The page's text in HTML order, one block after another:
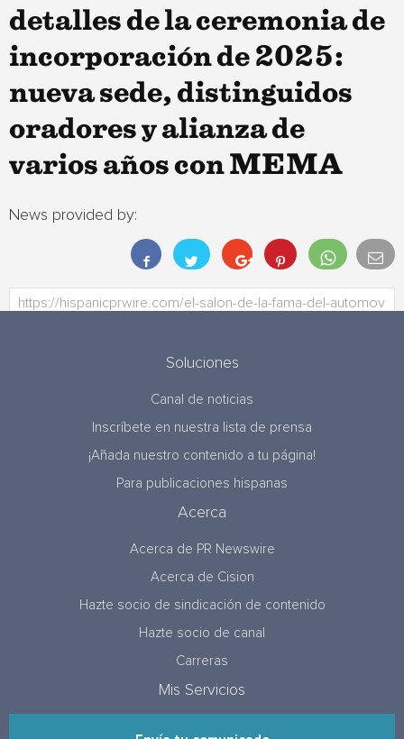
detalles de la ceremonia de
incorporación de 2025:
nueva sede, distinguidos
oradores y alianza de
varios años con MEMA
News provided by:
Soluciones
Canal de noticias
Inscríbete en nuestra lista de prensa
¡Añada nuestro contenido a tu página!
Para publicaciones hispanas
Acerca
Acerca de PR Newswire
Acerca de Cision
Hazte socio de sindicación de contenido
Hazte socio de canal
Carreras
Mis Servicios